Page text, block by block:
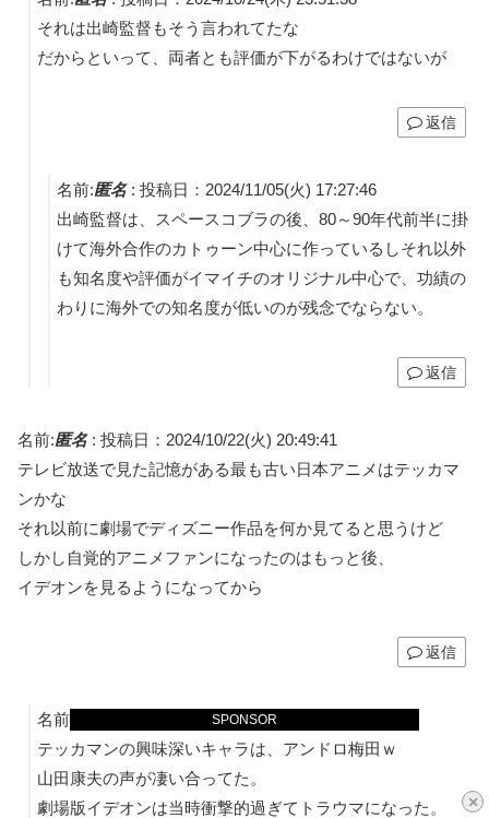
×
SPONSOR
それは出崎監督もそう言われてたな
だからといって、両者とも評価が下がるわけではないが
返信
名前:匿名: 投稿日：2024/11/05(火) 17:27:46
出崎監督は、スペースコブラの後、80～90年代前半に掛
けて海外合作のカトゥーン中心に作っているしそれ以外
も知名度や評価がイマイチのオリジナル中心で、功績の
わりに海外での知名度が低いのが残念でならない。
返信
名前:匿名: 投稿日：2024/10/22(火) 20:49:41
テレビ放送で見た記憶がある最も古い日本アニメはテッカマ
ンかな
それ以前に劇場でディズニー作品を何か見てると思うけど
しかし自覚的アニメファンになったのはもっと後、
イデオンを見るようになってから
返信
名前:
投稿日：2024/10/23(水) 02:28:39
テッカマンの興味深いキャラは、アンドロ梅田ｗ
山田康夫の声が凄い合ってた。
劇場版イデオンは当時衝撃的過ぎてトラウマになった。